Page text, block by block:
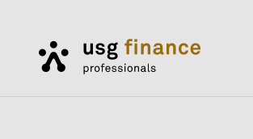
Home